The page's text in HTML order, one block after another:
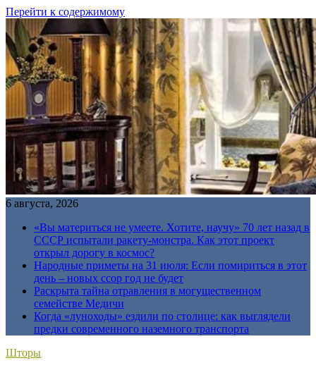
Перейти к содержимому
6 августа, 2026
«Вы материться не умеете. Хотите, научу» 70 лет назад в
СССР испытали ракету-монстра. Как этот проект
открыл дорогу в космос?
Народные приметы на 31 июля: Если помириться в этот
день – новых ссор год не будет
Раскрыта тайна отравления в могущественном
семействе Медичи
Когда «луноходы» ездили по столице: как выглядели
предки современного наземного транспорта
Шторы